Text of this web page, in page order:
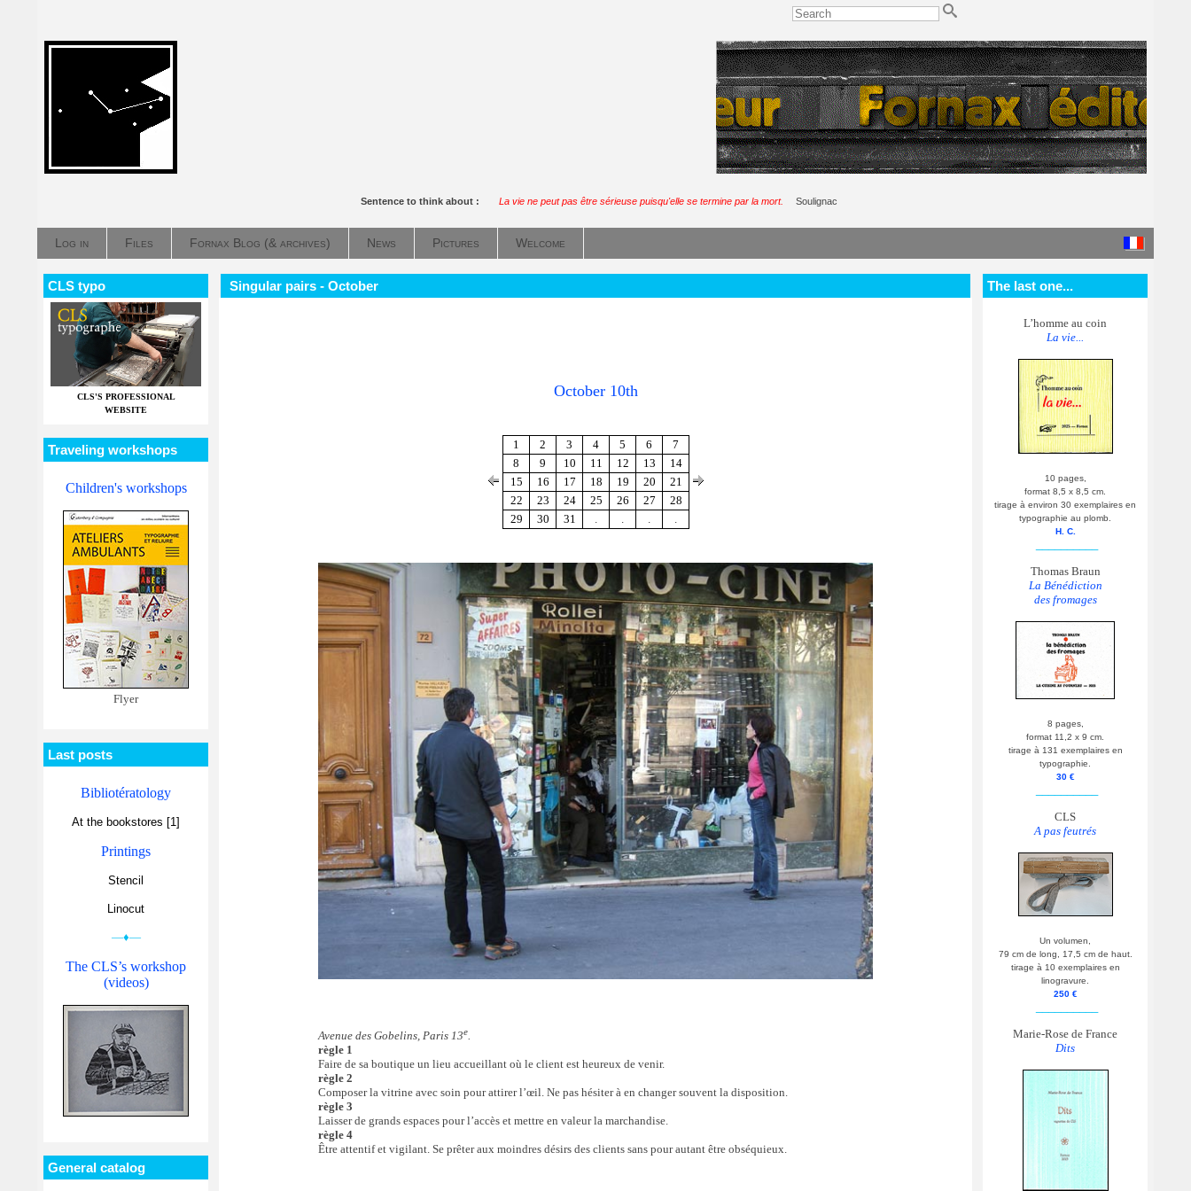
Sentence to think about : La vie ne peut pas être sérieuse puisqu'elle se termine par la mort. Soulignac
Log in Files Fornax Blog (& archives) News Pictures Welcome
CLS typo
CLS'S PROFESSIONAL
WEBSITE
Traveling workshops
Children's workshops
Flyer
Last posts
Bibliotératology
At the bookstores [1]
Printings
Stencil
Linocut
—♦—
The CLS’s workshop
(videos)
General catalog
Singular pairs - October
October 10th
1 2 3 4 5 6
7
8
9 10 11 12 13
14
15
16 17 18 19 20
21
22
23 24 25 26 27
28
29
30 31 . . . .
Avenue des Gobelins, Paris 13e.
règle 1
Faire de sa boutique un lieu accueillant où le client est heureux de venir.
règle 2
Composer la vitrine avec soin pour attirer l’œil. Ne pas hésiter à en changer souvent la disposition.
règle 3
Laisser de grands espaces pour l’accès et mettre en valeur la marchandise.
règle 4
Être attentif et vigilant. Se prêter aux moindres désirs des clients sans pour autant être obséquieux.
The last one...
L’homme au coin
La vie...
10 pages,
format 8,5 x 8,5 cm.
tirage à environ 30 exemplaires en
typographie au plomb.
H. C.
Thomas Braun
La Bénédiction
des fromages
8 pages,
format 11,2 x 9 cm.
tirage à 131 exemplaires en
typographie.
30 €
CLS
A pas feutrés
Un volumen,
79 cm de long, 17,5 cm de haut.
tirage à 10 exemplaires en
linogravure.
250 €
Marie-Rose de France
Dits